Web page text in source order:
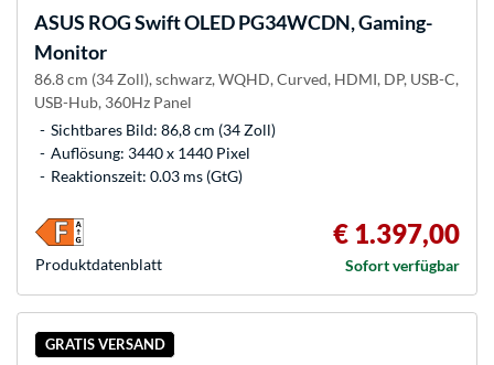
ASUS ROG Swift OLED PG34WCDN, Gaming-
Monitor
86.8 cm (34 Zoll), schwarz, WQHD, Curved, HDMI, DP, USB-C,
USB-Hub, 360Hz Panel
Sichtbares Bild: 86,8 cm (34 Zoll)
Auflösung: 3440 x 1440 Pixel
Reaktionszeit: 0.03 ms (GtG)
€ 1.397,00
Sofort verfügbar
Produkt­datenblatt
GRATIS VERSAND